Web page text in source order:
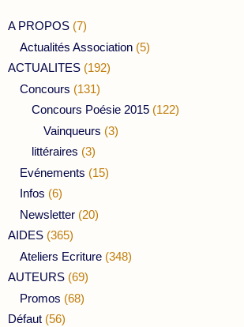
A PROPOS (7)
Actualités Association (5)
ACTUALITES (192)
Concours (131)
Concours Poésie 2015 (122)
Vainqueurs (3)
littéraires (3)
Evénements (15)
Infos (6)
Newsletter (20)
AIDES (365)
Ateliers Ecriture (348)
AUTEURS (69)
Promos (68)
Défaut (56)